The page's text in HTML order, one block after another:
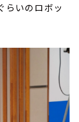
らいのロボッ